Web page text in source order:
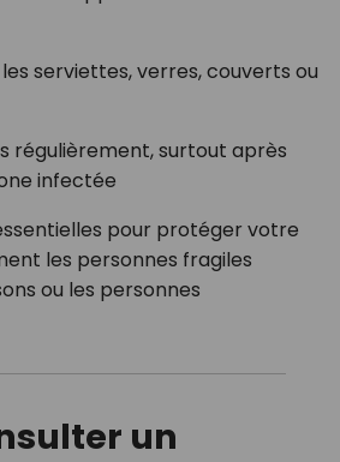
serviettes, verres, couverts ou
régulièrement, surtout après
infectée
pour protéger votre
les personnes fragiles
ou les personnes
un